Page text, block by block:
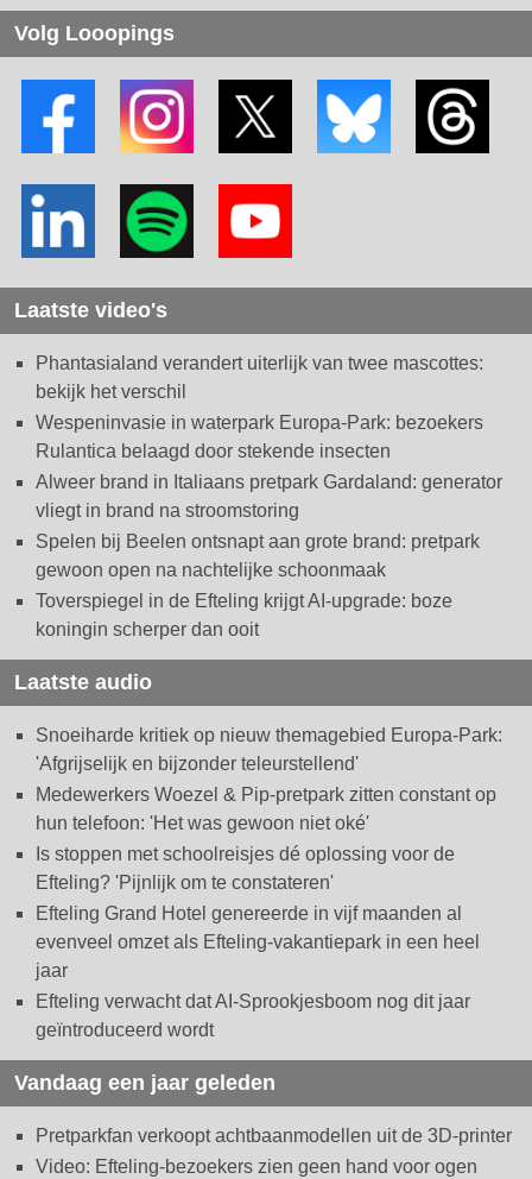
Volg Looopings
Laatste video's
Phantasialand verandert uiterlijk van twee mascottes:
bekijk het verschil
Wespeninvasie in waterpark Europa-Park: bezoekers
Rulantica belaagd door stekende insecten
Alweer brand in Italiaans pretpark Gardaland: generator
vliegt in brand na stroomstoring
Spelen bij Beelen ontsnapt aan grote brand: pretpark
gewoon open na nachtelijke schoonmaak
Toverspiegel in de Efteling krijgt AI-upgrade: boze
koningin scherper dan ooit
Laatste audio
Snoeiharde kritiek op nieuw themagebied Europa-Park:
'Afgrijselijk en bijzonder teleurstellend'
Medewerkers Woezel & Pip-pretpark zitten constant op
hun telefoon: 'Het was gewoon niet oké'
Is stoppen met schoolreisjes dé oplossing voor de
Efteling? 'Pijnlijk om te constateren'
Efteling Grand Hotel genereerde in vijf maanden al
evenveel omzet als Efteling-vakantiepark in een heel
jaar
Efteling verwacht dat AI-Sprookjesboom nog dit jaar
geïntroduceerd wordt
Vandaag een jaar geleden
Pretparkfan verkoopt achtbaanmodellen uit de 3D-printer
Video: Efteling-bezoekers zien geen hand voor ogen